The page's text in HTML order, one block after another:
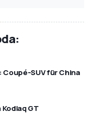
Coupé-SUV für China
GT